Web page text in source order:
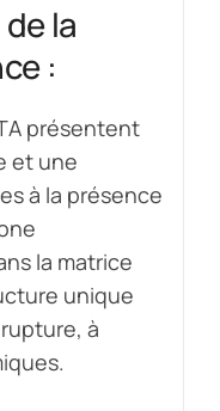
la
:
présentent
et une
à la présence
la matrice
unique
à